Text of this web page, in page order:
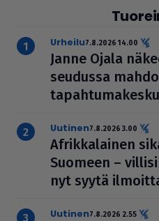
urheilu7.8.2026 14.00
Janne Ojala
seu­dussa
uutinen7.8.2026 3.00
Afrik­ka­lai­nen
Suomeen –
nyt syytä
uutinen7.8.2026 2.55